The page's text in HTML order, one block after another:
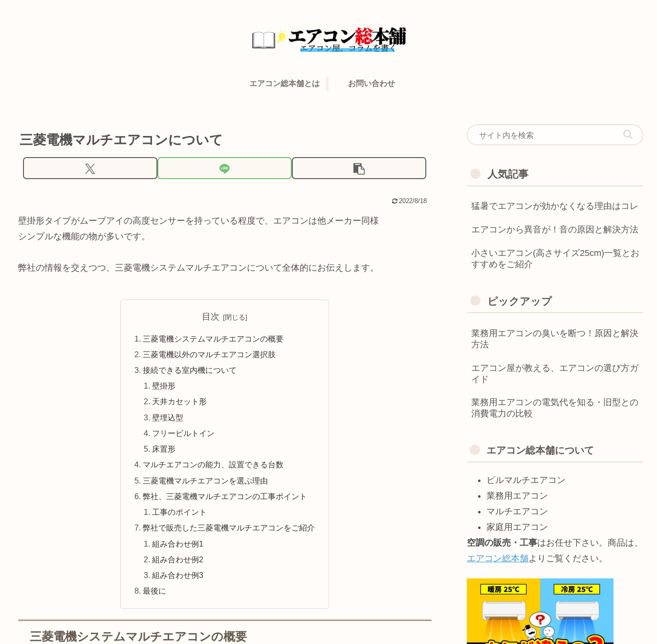
エアコン総本舗とは お問い合わせ
三菱電機マルチエアコンについて
2022/8/18
壁掛形タイプがムーブアイの高度センサーを持っている程度で、エアコンは他メーカー同様
シンプルな機能の物が多いです。
弊社の情報を交えつつ、三菱電機システムマルチエアコンについて全体的にお伝えします。
目次
三菱電機システムマルチエアコンの概要
三菱電機以外のマルチエアコン選択肢
接続できる室内機について
壁掛形
天井カセット形
壁埋込型
フリービルトイン
床置形
マルチエアコンの能力、設置できる台数
三菱電機マルチエアコンを選ぶ理由
弊社、三菱電機マルチエアコンの工事ポイント
工事のポイント
弊社で販売した三菱電機マルチエアコンをご紹介
組み合わせ例1
組み合わせ例2
組み合わせ例3
最後に
三菱電機システムマルチエアコンの概要
人気記事
猛暑でエアコンが効かなくなる理由はコレ
エアコンから異音が！音の原因と解決方法
小さいエアコン(高さサイズ25cm)一覧とお
すすめをご紹介
ピックアップ
業務用エアコンの臭いを断つ！原因と解決
方法
エアコン屋が教える、エアコンの選び方ガ
イド
業務用エアコンの電気代を知る・旧型との
消費電力の比較
エアコン総本舗について
ビルマルチエアコン
業務用エアコン
マルチエアコン
家庭用エアコン
空調の販売・工事はお任せ下さい。商品は、
エアコン総本舗よりご覧ください。